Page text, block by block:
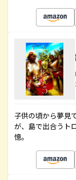
子供の頃から夢見
が、島で出合うト
憶。